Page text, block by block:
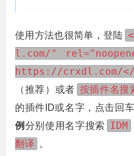
使用方法也很简单，登陆
l.com/"
https://crxdl.com/</
（推荐）或者 按插件名搜
的插件ID或名字，点击回
例 分别使用名字搜索 IDM
翻译
。